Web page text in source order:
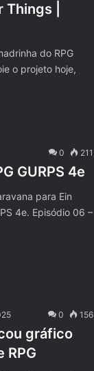
|
do RPG
o projeto hoje,
0 211
GURPS 4e
para Ein
4e. Episódio 06 –
0 156
gráfico
RPG